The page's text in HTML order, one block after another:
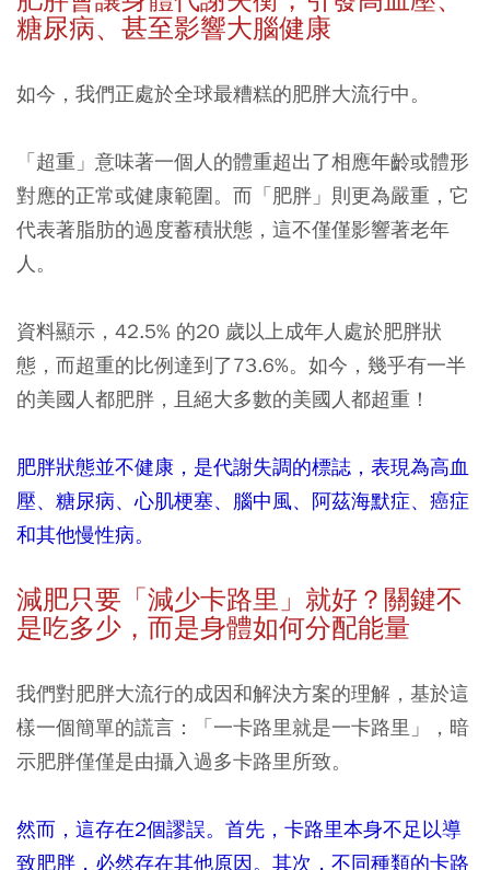
糖尿病、甚至影響大腦健康
如今，我們正處於全球最糟糕的肥胖大流行中。
「超重」意味著一個人的體重超出了相應年齡或體形
對應的正常或健康範圍。而「肥胖」則更為嚴重，它
代表著脂肪的過度蓄積狀態，這不僅僅影響著老年
人。
資料顯示，42.5% 的20 歲以上成年人處於肥胖狀
態，而超重的比例達到了73.6%。如今，幾乎有一半
的美國人都肥胖，且絕大多數的美國人都超重！
肥胖狀態並不健康，是代謝失調的標誌，表現為高血
壓、糖尿病、心肌梗塞、腦中風、阿茲海默症、癌症
和其他慢性病。
減肥只要「減少卡路里」就好？關鍵不
是吃多少，而是身體如何分配能量
我們對肥胖大流行的成因和解決方案的理解，基於這
樣一個簡單的謊言：「一卡路里就是一卡路里」，暗
示肥胖僅僅是由攝入過多卡路里所致。
然而，這存在2個謬誤。首先，卡路里本身不足以導
致肥胖，必然存在其他原因。其次，不同種類的卡路